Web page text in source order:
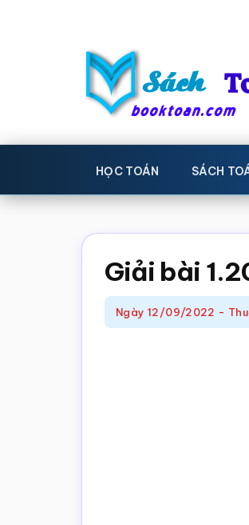
Sách
Toán
-
Học
toán
Học
toán,
toán,
Sách
HỌC TOÁN SÁCH
Giải bài
Ngày 12/09/2022 -